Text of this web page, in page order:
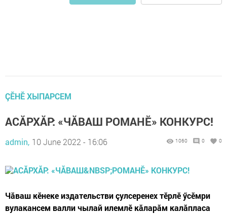
ÇӖНӖ ХЫПАРСЕМ
АСĂРХĂР: «ЧĂВАШ РОМАНӖ» КОНКУРС!
admin, 10 June 2022 - 16:06 1060 0 0
Чăваш кӗнеке издательстви çулсеренех тӗрлӗ ӳсӗмри
вулакансем валли чылай илемлӗ кăларăм калăпласа